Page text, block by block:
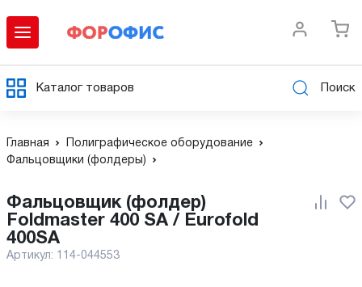
Каталог товаров Поиск
Главная
Полиграфическое оборудование
Фальцовщики (фолдеры)
Фальцовщик (фолдер)
Foldmaster 400 SA / Eurofold
400SA
Артикул: 114-044553